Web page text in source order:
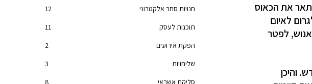
את הכאוס
לאיום
לפטר
והיכן
חנויות סחר אלקטרוני
12
תוכנות לעסק
11
הפקת אירועים
2
שליחויות
3
סליקת אשראי
8